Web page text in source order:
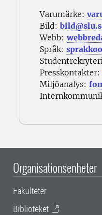
Varumärke:
Bild:
Webb:
Språk:
Presskontakter:
Miljöanalys:
Organisationsenheter
Fakulteter
Biblioteket